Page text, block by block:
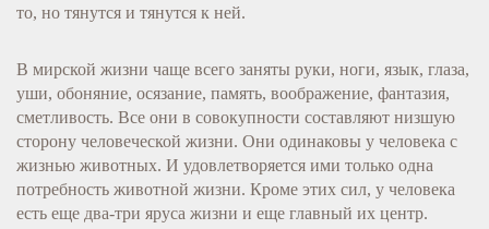
то, но тянутся и тянутся к ней.
В мирской жизни чаще всего заняты руки, ноги, язык, глаза,
уши, обоняние, осязание, память, воображение, фантазия,
сметливость. Все они в совокупности составляют низшую
сторону человеческой жизни. Они одинаковы у человека с
жизнью животных. И удовлетворяется ими только одна
потребность животной жизни. Кроме этих сил, у человека
есть еще два-три яруса жизни и еще главный их центр.